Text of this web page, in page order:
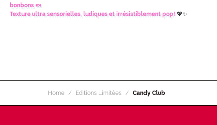
bonbons 🍬
Texture ultra sensorielles, ludiques et irrésistiblement pop! 💖✨
Home Editions Limitées Candy Club